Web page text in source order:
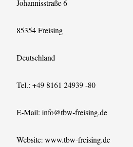
Johannisstraße 6
85354 Freising
Deutschland
Tel.: +49 8161 24939 -80
E-Mail: info@tbw-freising.de
Website: www.tbw-freising.de